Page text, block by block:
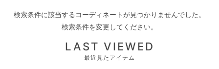
検索条件に該当するコーディネートが見つかりませんでした。
検索条件を変更してください。
LAST VIEWED
最近見たアイテム